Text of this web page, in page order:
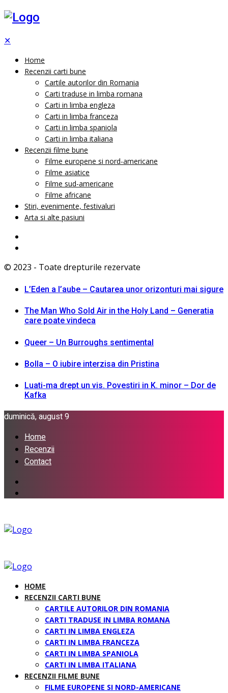
✕
Home
Recenzii carti bune
Cartile autorilor din Romania
Carti traduse in limba romana
Carti in limba engleza
Carti in limba franceza
Carti in limba spaniola
Carti in limba italiana
Recenzii filme bune
Filme europene si nord-americane
Filme asiatice
Filme sud-americane
Filme africane
Stiri, evenimente, festivaluri
Arta si alte pasiuni
© 2023 - Toate drepturile rezervate
L’Eden a I’aube – Cautarea unor orizonturi mai sigure
The Man Who Sold Air in the Holy Land – Generatia
care poate vindeca
Queer – Un Burroughs sentimental
Bolla – O iubire interzisa din Pristina
Luati-ma drept un vis. Povestiri in K. minor – Dor de
Kafka
duminică, august 9
Home
Recenzii
Contact
HOME
RECENZII CARTI BUNE
CARTILE AUTORILOR DIN ROMANIA
CARTI TRADUSE IN LIMBA ROMANA
CARTI IN LIMBA ENGLEZA
CARTI IN LIMBA FRANCEZA
CARTI IN LIMBA SPANIOLA
CARTI IN LIMBA ITALIANA
RECENZII FILME BUNE
FILME EUROPENE SI NORD-AMERICANE